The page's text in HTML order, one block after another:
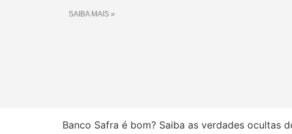
SAIBA MAIS »
Banco Safra é bom? Saiba as verdades ocultas